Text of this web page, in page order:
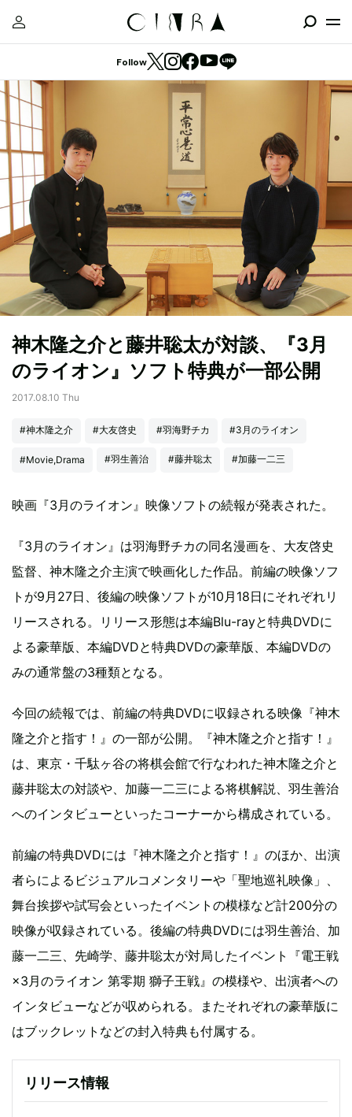
Follow
神木隆之介と藤井聡太が対談、『3月
のライオン』ソフト特典が一部公開
2017.08.10 Thu
#神木隆之介 #大友啓史 #羽海野チカ #3月のライオン
#Movie,Drama #羽生善治 #藤井聡太 #加藤一二三
映画『3月のライオン』映像ソフトの続報が発表された。
『3月のライオン』は羽海野チカの同名漫画を、大友啓史
監督、神木隆之介主演で映画化した作品。前編の映像ソフ
トが9月27日、後編の映像ソフトが10月18日にそれぞれリ
リースされる。リリース形態は本編Blu-rayと特典DVDに
よる豪華版、本編DVDと特典DVDの豪華版、本編DVDの
みの通常盤の3種類となる。
今回の続報では、前編の特典DVDに収録される映像『神木
隆之介と指す！』の一部が公開。『神木隆之介と指す！』
は、東京・千駄ヶ谷の将棋会館で行なわれた神木隆之介と
藤井聡太の対談や、加藤一二三による将棋解説、羽生善治
へのインタビューといったコーナーから構成されている。
前編の特典DVDには『神木隆之介と指す！』のほか、出演
者らによるビジュアルコメンタリーや「聖地巡礼映像」、
舞台挨拶や試写会といったイベントの模様など計200分の
映像が収録されている。後編の特典DVDには羽生善治、加
藤一二三、先崎学、藤井聡太が対局したイベント『電王戦
×3月のライオン 第零期 獅子王戦』の模様や、出演者への
インタビューなどが収められる。またそれぞれの豪華版に
はブックレットなどの封入特典も付属する。
リリース情報